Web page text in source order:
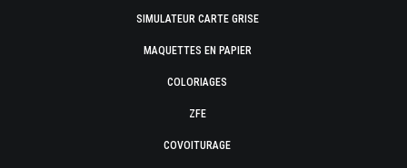
SIMULATEUR CARTE GRISE
MAQUETTES EN PAPIER
COLORIAGES
ZFE
COVOITURAGE